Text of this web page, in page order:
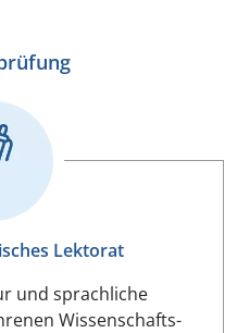
Lektorat
und sprachliche
Wissenschafts-